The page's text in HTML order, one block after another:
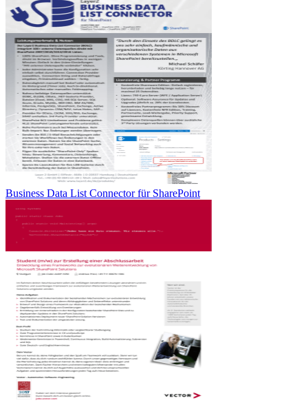
Business Data List Connector für SharePoint